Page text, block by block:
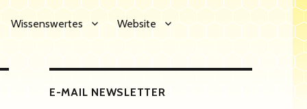
Wissenswertes Website
E-MAIL NEWSLETTER